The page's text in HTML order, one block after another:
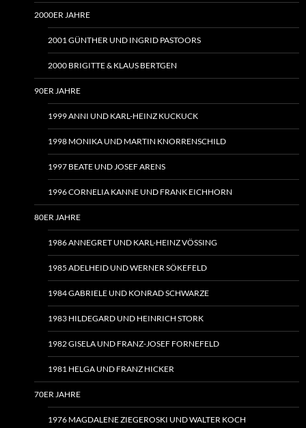
2000ER JAHRE
2001 GÜNTHER UND INGRID PASTOORS
2000 BRIGITTE & KLAUS BERTGEN
90ER JAHRE
1999 ANNI UND KARL-HEINZ KUCKUCK
1998 MONIKA UND MARTIN KNORRENSCHILD
1997 BEATE UND JOSEF ARENS
1996 CORNELIA KANNE UND FRANK EICHHORN
80ER JAHRE
1986 ANNEGRET UND KARL-HEINZ VÖSSING
1985 ADELHEID UND WERNER SÖKEFELD
1984 GABRIELE UND KONRAD SCHWARZE
1983 HILDEGARD UND HEINRICH STORK
1982 GISELA UND FRANZ-JOSEF FORNEFELD
1981 HELGA UND FRANZ HICKER
70ER JAHRE
1976 MAGDALENE ZIEGEROSKI UND WALTER KOCH